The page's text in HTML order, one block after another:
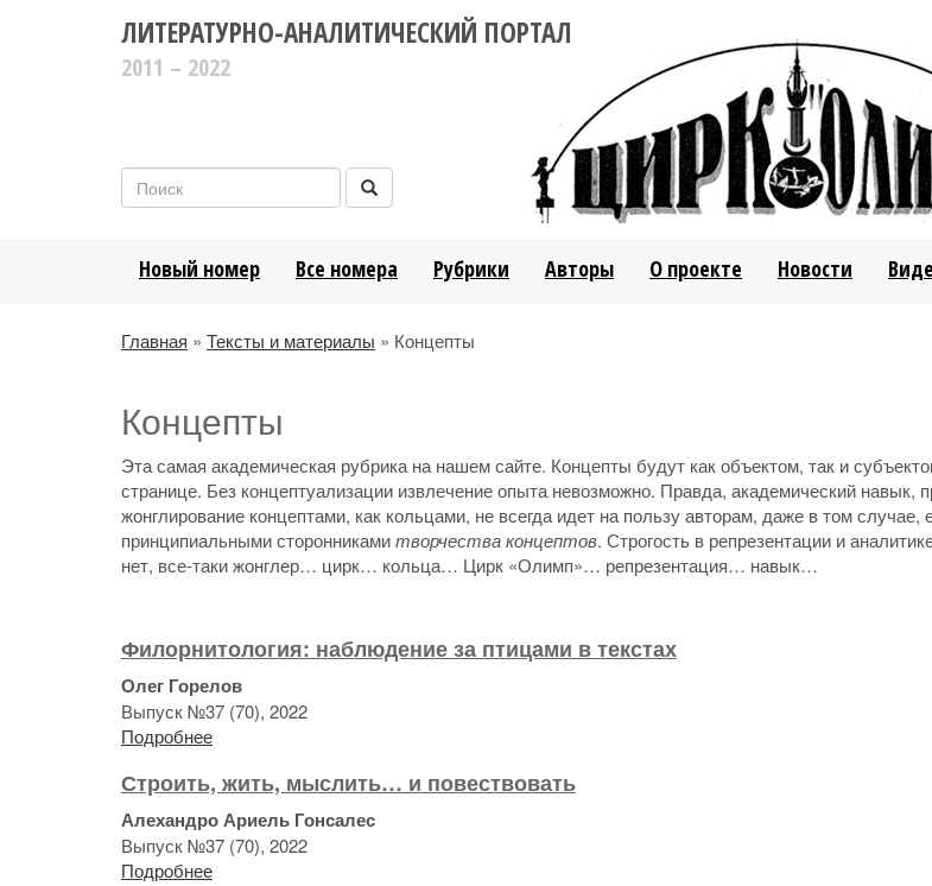
ЛИТЕРАТУРНО-АНАЛИТИЧЕСКИЙ ПОРТАЛ
2011 – 2022
Новый номер Все номера Рубрики Авторы О проекте Новости
Главная » Тексты и материалы » Концепты
Концепты
Эта самая академическая рубрика на нашем сайте. Концепты будут как объектом, так и
странице. Без концептуализации извлечение опыта невозможно. Правда, академический навык,
жонглирование концептами, как кольцами, не всегда идет на пользу авторам, даже в том случае,
принципиальными сторонникамитворчества концептов. Строгость в репрезентации и
нет, все-таки жонглер… цирк… кольца… Цирк «Олимп»… репрезентация… навык…
Филорнитология: наблюдение за птицами в текстах
Олег Горелов
Выпуск №37 (70), 2022
Подробнее
Строить, жить, мыслить… и повествовать
Алехандро Ариель Гонсалес
Выпуск №37 (70), 2022
Подробнее